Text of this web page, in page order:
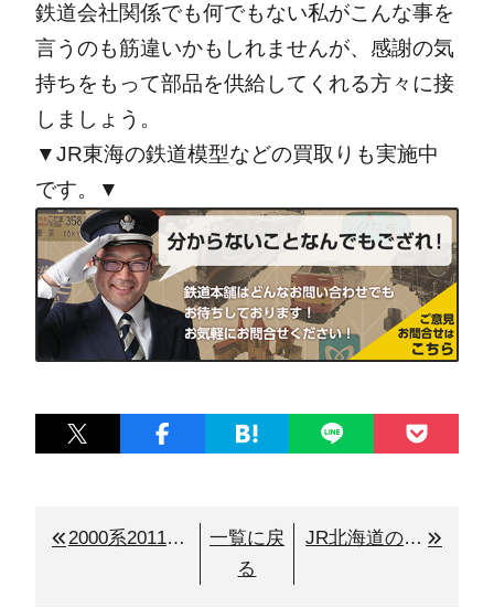
鉄道会社関係でも何でもない私がこんな事を
言うのも筋違いかもしれませんが、感謝の気
持ちをもって部品を供給してくれる方々に接
しましょう。
▼JR東海の鉄道模型などの買取りも実施中
です。▼
2000系2011号の解体に伴い思うこと
一覧に戻
る
JR北海道の鉄道部品を買う方法とは